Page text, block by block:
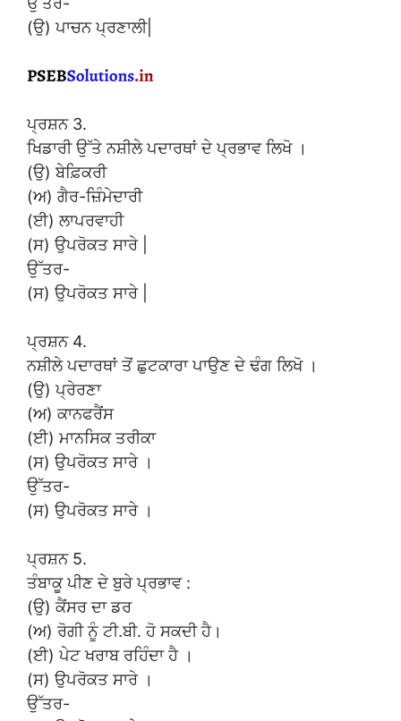
(ਉ) ਪਾਚਨ ਪ੍ਰਣਾਲੀ|
ਪ੍ਰਸ਼ਨ 3.
ਖਿਡਾਰੀ ਉੱਤੇ ਨਸ਼ੀਲੇ ਪਦਾਰਥਾਂ ਦੇ ਪ੍ਰਭਾਵ ਲਿਖੋ ।
(ਉ) ਬੇਫ਼ਿਕਰੀ
(ਅ) ਗੈਰ-ਜ਼ਿੰਮੇਦਾਰੀ
(ਈ) ਲਾਪਰਵਾਹੀ
(ਸ) ਉਪਰੋਕਤ ਸਾਰੇ |
ਉੱਤਰ-
(ਸ) ਉਪਰੋਕਤ ਸਾਰੇ |
ਪ੍ਰਸ਼ਨ 4.
ਨਸ਼ੀਲੇ ਪਦਾਰਥਾਂ ਤੋਂ ਛੁਟਕਾਰਾ ਪਾਉਣ ਦੇ ਢੰਗ ਲਿਖੋ ।
(ਉ) ਪ੍ਰੇਰਣਾ
(ਅ) ਕਾਨਫਰੈਂਸ
(ਈ) ਮਾਨਸਿਕ ਤਰੀਕਾ
(ਸ) ਉਪਰੋਕਤ ਸਾਰੇ ।
ਉੱਤਰ-
(ਸ) ਉਪਰੋਕਤ ਸਾਰੇ ।
ਪ੍ਰਸ਼ਨ 5.
ਤੰਬਾਕੂ ਪੀਣ ਦੇ ਬੁਰੇ ਪ੍ਰਭਾਵ :
(ਉ) ਕੈਂਸਰ ਦਾ ਡਰ
(ਅ) ਰੋਗੀ ਨੂੰ ਟੀ.ਬੀ. ਹੋ ਸਕਦੀ ਹੈ।
(ਈ) ਪੇਟ ਖਰਾਬ ਰਹਿੰਦਾ ਹੈ ।
(ਸ) ਉਪਰੋਕਤ ਸਾਰੇ ।
ਉੱਤਰ-